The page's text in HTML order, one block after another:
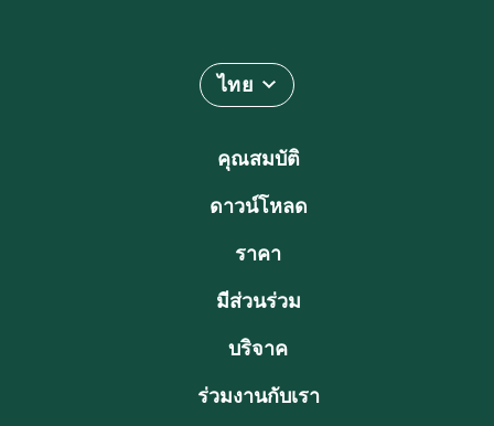
ไทย
คุณสมบัติ
ดาวน์โหลด
ราคา
มีส่วนร่วม
บริจาค
ร่วมงานกับเรา